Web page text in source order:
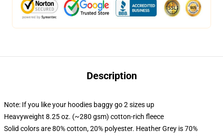
Description
Note: If you like your hoodies baggy go 2 sizes up
Heavyweight 8.25 oz. (~280 gsm) cotton-rich fleece
Solid colors are 80% cotton, 20% polyester. Heather Grey is 70%